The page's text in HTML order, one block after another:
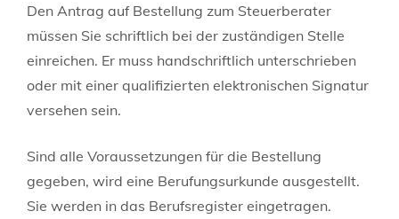
Den Antrag auf Bestellung zum Steuerberater
müssen Sie schriftlich bei der zuständigen Stelle
einreichen. Er muss handschriftlich unterschrieben
oder mit einer qualifizierten elektronischen Signatur
versehen sein.
Sind alle Voraussetzungen für die Bestellung
gegeben, wird eine Berufungsurkunde ausgestellt.
Sie werden in das Berufsregister eingetragen.